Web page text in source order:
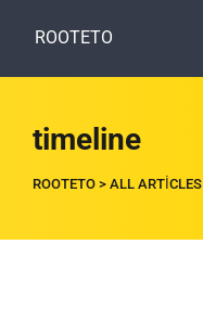
ROOTETO
timeline
ROOTETO > ALL ARTICLES